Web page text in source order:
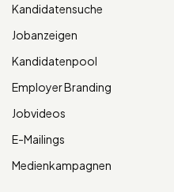
Kandidatensuche
Jobanzeigen
Kandidatenpool
Employer Branding
Jobvideos
E-Mailings
Medienkampagnen